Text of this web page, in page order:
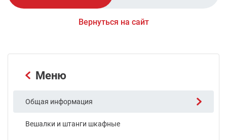
ЗАРЕГИСТРИРОВАТЬСЯ
Вернуться на сайт
Меню
Общая информация
Вешалки и штанги шкафные